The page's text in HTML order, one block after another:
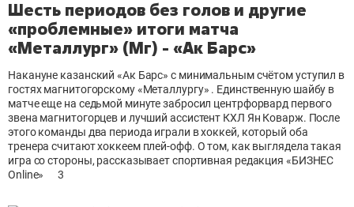
Шесть периодов без голов и другие
«проблемные» итоги матча
«Металлург» (Мг) - «Ак Барс»
Накануне казанский «Ак Барс» с минимальным счётом уступил в
гостях магнитогорскому «Металлургу» . Единственную шайбу в
матче еще на седьмой минуте забросил центрфорвард первого
звена магнитогорцев и лучший ассистент КХЛ Ян Коварж. После
этого команды два периода играли в хоккей, который оба
тренера считают хоккеем плей-офф. О том, как выглядела такая
игра со стороны, рассказывает спортивная редакция «БИЗНЕС
Online»
3